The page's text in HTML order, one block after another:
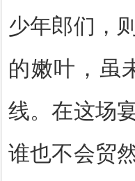
少年郎们，
的嫩叶，虽
线。在这场
谁也不会贸